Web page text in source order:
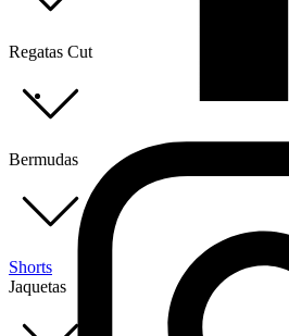
Regatas Cut
Bermudas
Shorts
Jaquetas